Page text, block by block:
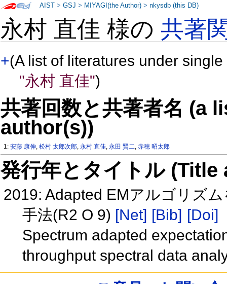
永村 直佳 様の共著
+(A list of literatures under
"永村 直佳")
共著回数と共著者名 (a
author(s))
1:安藤 康伸,松村 太郎次郎,永村 直佳,永田 賢二,赤穂 昭太郎
発行年とタイトル
2019: Adapted EMアルゴリズ
手法(R2 O 9) [Net] [Bib] [Doi]
Spectrum adapted
throughput spectral data
AIST >GSJ > MIYAGI(the Author) >nkysdb (this DB)